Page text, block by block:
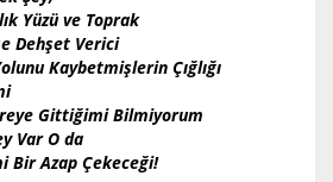
Yüzü ve Toprak
Dehşet Verici
Kaybetmişlerin Çığlığı
Gittiğimi Bilmiyorum
Var O da
Bir Azap Çekeceği!